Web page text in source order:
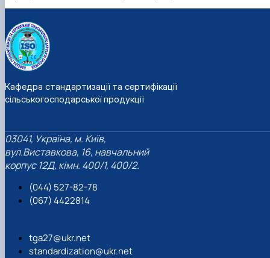
Кафедра стандартизації та сертифікації
сільськогосподарської продукції
03041, Україна, м. Київ,
вул.Виставкова, 16, навчальний
корпус 12Д, кімн. 400/1, 400/2.
(044) 527-82-78
(067) 4422814
tga27@ukr.net
standardization@ukr.net